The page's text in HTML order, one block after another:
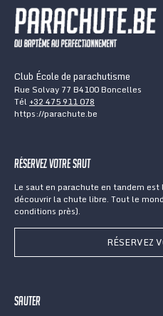
Club École de parachutisme
Rue Solvay 77 B4100 Boncelles
Tél +32 475 911 078
https://parachute.be
Réservez votre saut
Le saut en parachute en tandem
découvrir la chute libre. Tout le
conditions près).
RÉSERVEZ
Sauter